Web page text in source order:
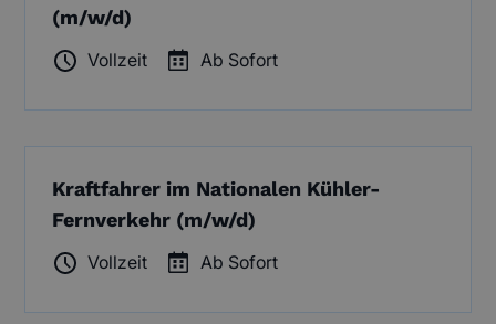
(m/w/d)
Vollzeit Ab Sofort
Kraftfahrer im Nationalen Kühler-
Fernverkehr (m/w/d)
Vollzeit Ab Sofort